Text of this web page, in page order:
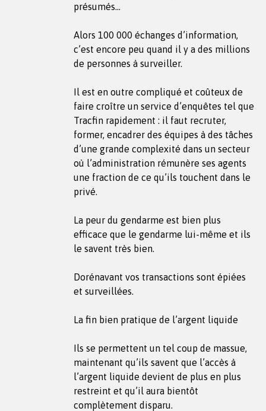
présumés…
Alors 100 000 échanges d’information,
c’est encore peu quand il y a des millions
de personnes à surveiller.
Il est en outre compliqué et coûteux de
faire croître un service d’enquêtes tel que
Tracfin rapidement : il faut recruter,
former, encadrer des équipes à des tâches
d’une grande complexité dans un secteur
où l’administration rémunère ses agents
une fraction de ce qu’ils touchent dans le
privé.
La peur du gendarme est bien plus
efficace que le gendarme lui-même et ils
le savent très bien.
Dorénavant vos transactions sont épiées
et surveillées.
La fin bien pratique de l’argent liquide
Ils se permettent un tel coup de massue,
maintenant qu’ils savent que l’accès à
l’argent liquide devient de plus en plus
restreint et qu’il aura bientôt
complètement disparu.